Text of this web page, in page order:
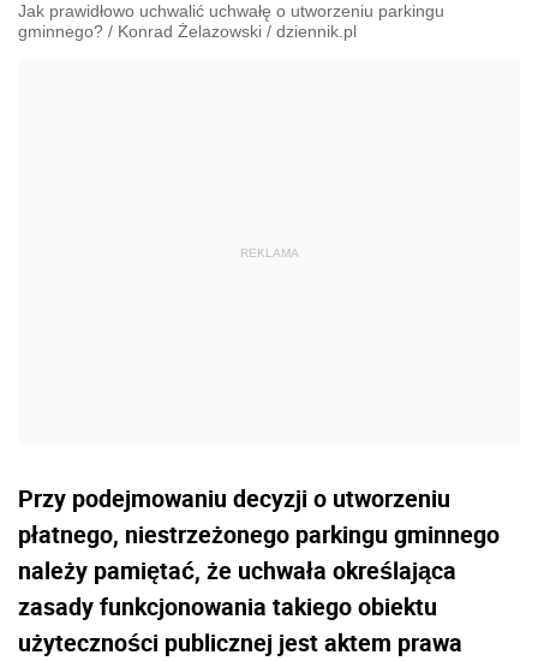
Jak prawidłowo uchwalić uchwałę o utworzeniu parkingu
gminnego? / Konrad Żelazowski / dziennik.pl
Przy podejmowaniu decyzji o utworzeniu
płatnego, niestrzeżonego parkingu gminnego
należy pamiętać, że uchwała określająca
zasady funkcjonowania takiego obiektu
użyteczności publicznej jest aktem prawa